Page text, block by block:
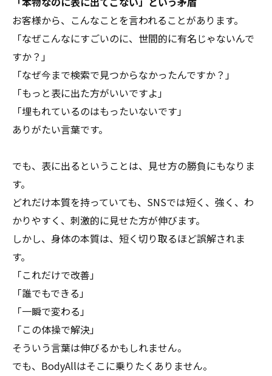
お客様から、こんなことを言われることがあります。
「なぜこんなにすごいのに、世間的に有名じゃないんで
すか？」
「なぜ今まで検索で見つからなかったんですか？」
「もっと表に出た方がいいですよ」
「埋もれているのはもったいないです」
ありがたい言葉です。
でも、表に出るということは、見せ方の勝負にもなりま
す。
どれだけ本質を持っていても、SNSでは短く、強く、わ
かりやすく、刺激的に見せた方が伸びます。
しかし、身体の本質は、短く切り取るほど誤解されま
す。
「これだけで改善」
「誰でもできる」
「一瞬で変わる」
「この体操で解決」
そういう言葉は伸びるかもしれません。
でも、BodyAllはそこに乗りたくありません。